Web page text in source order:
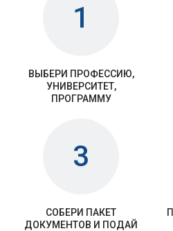
1
ВЫБЕРИ ПРОФЕССИЮ,
УНИВЕРСИТЕТ,
ПРОГРАММУ
3
СОБЕРИ ПАКЕТ
ДОКУМЕНТОВ И ПОДАЙ